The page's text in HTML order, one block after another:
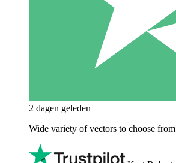
2 dagen geleden
Wide variety of vectors to choose from